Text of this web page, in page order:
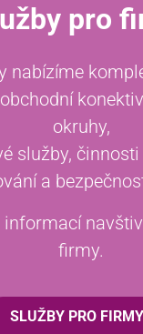
pro
nabízíme
okruhy,
služby,
a
informací
firmy.
SLUŽBY PRO FIRMY